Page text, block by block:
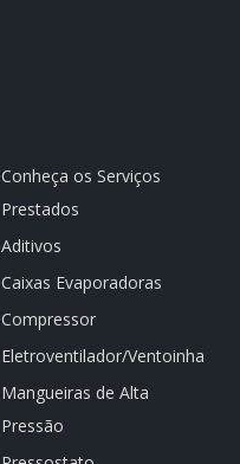
Conheça os Serviços
Prestados
Aditivos
Caixas Evaporadoras
Compressor
Eletroventilador/Ventoinha
Mangueiras de Alta
Pressão